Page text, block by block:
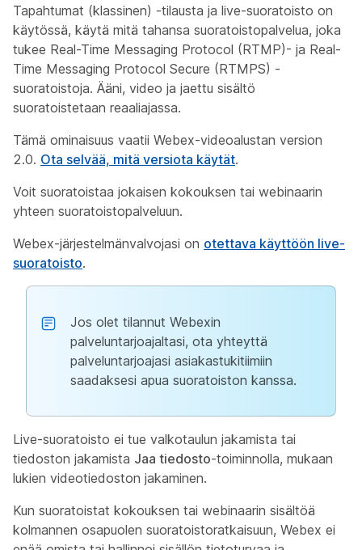
Tapahtumat (klassinen) -tilausta ja live-suoratoisto on
käytössä, käytä mitä tahansa suoratoistopalvelua, joka
tukee Real-Time Messaging Protocol (RTMP)- ja Real-
Time Messaging Protocol Secure (RTMPS) -
suoratoistoja. Ääni, video ja jaettu sisältö
suoratoistetaan reaaliajassa.
Tämä ominaisuus vaatii Webex-videoalustan version
2.0. Ota selvää, mitä versiota käytät.
Voit suoratoistaa jokaisen kokouksen tai webinaarin
yhteen suoratoistopalveluun.
Webex-järjestelmänvalvojasi on otettava käyttöön live-
suoratoisto.
Jos olet tilannut Webexin
palveluntarjoajaltasi, ota yhteyttä
palveluntarjoajasi asiakastukitiimiin
saadaksesi apua suoratoiston kanssa.
Live-suoratoisto ei tue valkotaulun jakamista tai
tiedoston jakamista Jaa tiedosto-toiminnolla, mukaan
lukien videotiedoston jakaminen.
Kun suoratoistat kokouksen tai webinaarin sisältöä
kolmannen osapuolen suoratoistoratkaisuun, Webex ei